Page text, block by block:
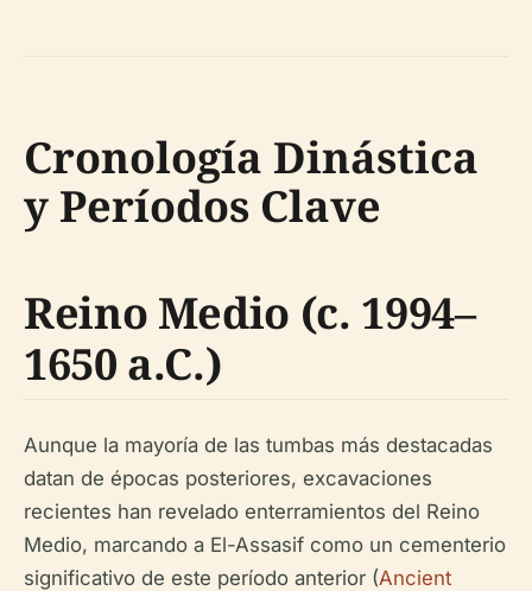
Cronología Dinástica
y Períodos Clave
Reino Medio (c. 1994–
1650 a.C.)
Aunque la mayoría de las tumbas más destacadas
datan de épocas posteriores, excavaciones
recientes han revelado enterramientos del Reino
Medio, marcando a El-Assasif como un cementerio
significativo de este período anterior (Ancient